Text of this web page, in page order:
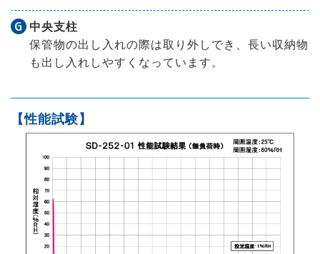
G
中央支柱
保管物の出し入れの際は取り外しでき、長い収納物
も出し入れしやすくなっています。
【性能試験】